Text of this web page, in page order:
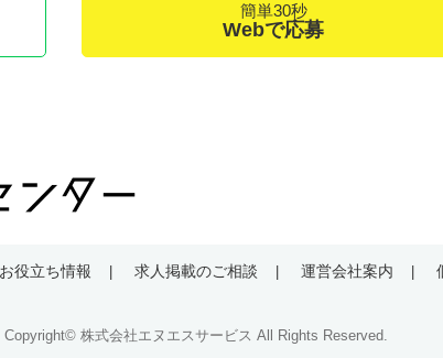
簡単30秒
Webで応募
お役立ち情報 求人掲載のご相談 運営会社案内
Copyright© 株式会社エヌエスサービス All Rights Reserved.